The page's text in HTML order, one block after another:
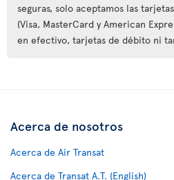
seguras, solo aceptamos las
(Visa, MasterCard y American
en efectivo, tarjetas de débito ni
Acerca de nosotros
Acerca de Air Transat
Acerca de Transat A.T. (English)